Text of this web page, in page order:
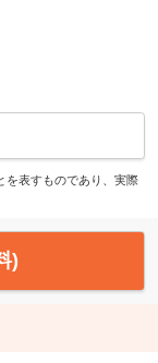
を表すものであり、実際
)